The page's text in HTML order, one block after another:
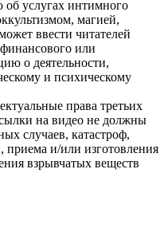
услугах интимного
магией,
ввести читателей
или
о деятельности,
и психическому
права третьих
на видео не должны
случаев, катастроф,
и/или изготовления
взрывчатых веществ